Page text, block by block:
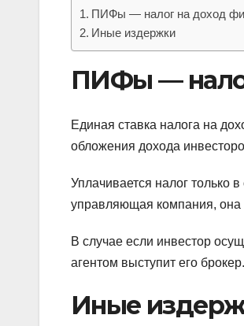
ПИФы — налог на доход
Иные издержки
ПИФы —
Единая ставка налога на
обложения дохода
Уплачивается налог только
управляющая компания, она
В случае если инвестор
агентом выступит его брокер.
Иные